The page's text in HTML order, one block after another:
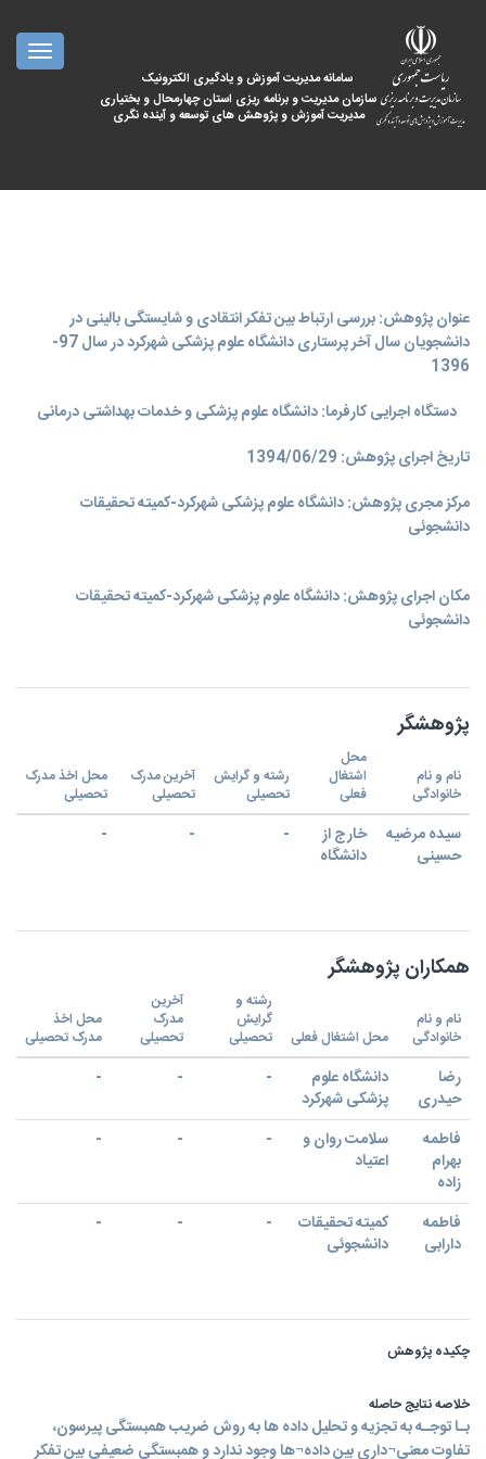
سامانه مدیریت آموزش و یادگیری الکترونیک
سازمان مدیریت و برنامه ریزی استان چهارمحال و بختیاری
مدیریت آموزش و پژوهش های توسعه و آینده نگری
عنوان پژوهش: بررسی ارتباط بین تفکر انتقادی و شایستگی بالینی در
دانشجویان سال آخر پرستاری دانشگاه علوم پزشکی شهرکرد در سال 97-
1396
دستگاه اجرایی کارفرما: دانشگاه علوم پزشکی و خدمات بهداشتی درمانی
تاریخ اجرای پژوهش: 1394/06/29
مرکز مجری پژوهش: دانشگاه علوم پزشکی شهرکرد-کمیته تحقیقات
دانشجوئی
مکان اجرای پژوهش: دانشگاه علوم پزشکی شهرکرد-کمیته تحقیقات
دانشجوئی
پژوهشگر
نام و نام
خانوادگی
محل
اشتغال
فعلی
رشته و گرایش
تحصیلی
آخرین مدرک
تحصیلی
محل اخذ مدرک
تحصیلی
سیده مرضیه
حسینی
خارج از
دانشگاه
-
-
-
همکاران پژوهشگر
نام و نام
خانوادگی
محل اشتغال فعلی
رشته و
گرایش
تحصیلی
آخرین
مدرک
تحصیلی
محل اخذ
مدرک تحصیلی
رضا
حیدری
دانشگاه علوم
پزشکی شهرکرد
-
-
-
فاطمه
بهرام
زاده
سلامت روان و
اعتیاد
-
-
-
فاطمه
دارابی
کمیته تحقیقات
دانشجوئی
-
-
-
چکیده پژوهش
خلاصه نتایج حاصله
ﺑـﺎ ﺗﻮﺟـﻪ به تجزیه و تحلیل داده ها به روش ضریب همبستگی پیرسون،
تفاوت معنی¬داری بین داده¬ها وجود ندارد و همبستگی ضعیفی بین تفکر